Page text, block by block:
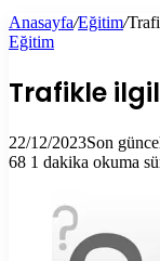
Anasayfa/Eğitim/
Eğitim
Trafikle
22/12/2023Son
68 1 dakika okuma